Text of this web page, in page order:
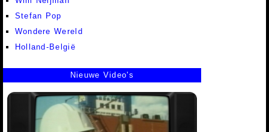
Stefan Pop
Wondere Wereld
Holland-België
Nieuwe Video's